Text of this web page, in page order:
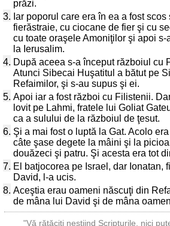
prăzi.
3. Iar poporul care era în ea a fost scos
fierăstraie, cu ciocane de fier şi cu
cu toate oraşele Amoniţilor şi apoi s-
la Ierusalim.
4. După aceea s-a început războiul cu
Atunci Sibecai Huşatitul a bătut pe
Refaimilor, şi s-au supus şi ei.
5. Apoi iar a fost război cu Filistenii.
lovit pe Lahmi, fratele lui Goliat
ca a sulului de la războiul de ţesut.
6. Şi a mai fost o luptă la Gat. Acolo
câte şase degete la mâini şi la
douăzeci şi patru. Şi acesta era tot
7. El batjocorea pe Israel, dar Ionatan,
David, l-a ucis.
8. Aceştia erau oameni născuţi din
de mâna lui David şi de mâna
"Vă rătăciţi neştiind Scripturile, nici